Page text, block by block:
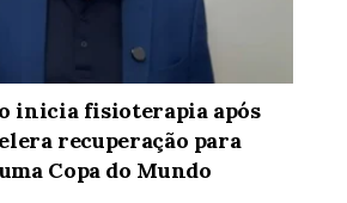
inicia fisioterapia após
recuperação para
Copa do Mundo